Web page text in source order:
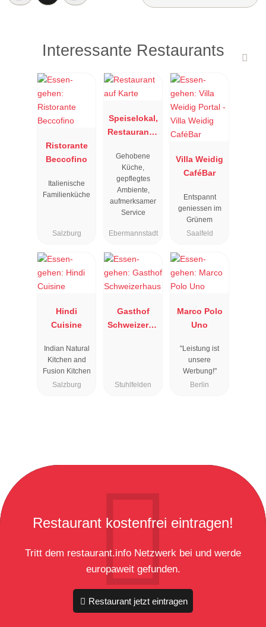
Interessante Restaurants
Ristorante
Beccofino
Italienische
Familienküche
Salzburg
Speiselokal,
Restaurant "
"
Gehobene
Küche,
gepflegtes
Ambiente,
aufmerksamer
Service
Ebermannstadt
Villa Weidig
CaféBar
Entspannt
geniessen im
Grünem
Saalfeld
Hindi
Cuisine
Indian Natural
Kitchen and
Fusion Kitchen
Salzburg
Gasthof
Schweizerha
Stuhlfelden
Marco Polo
Uno
"Leistung ist
unsere
Werbung!"
Berlin
Restaurant kostenfrei eintragen!
Tritt dem restaurant.info Netzwerk bei und werde
europaweit gefunden.
Restaurant jetzt eintragen